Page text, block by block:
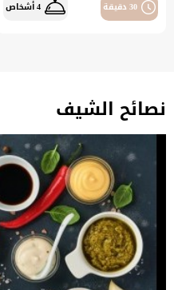
30 دقيقة 4 أشخاص
نصائح الشيف